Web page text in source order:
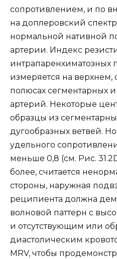
сопротивлением, и по
на доплеровский
нормальной нативной
артерии. Индекс
интрапаренхиматозных
измеряется на
полюсах сегментарных
артерий. Некоторые
образцы из
дугообразных ветвей.
удельного
меньше 0,8 (см. Рис.
более, считается
стороны, наружная
реципиента должна
волновой паттерн с
и отсутствующим или
диастолическим
MRV, чтобы